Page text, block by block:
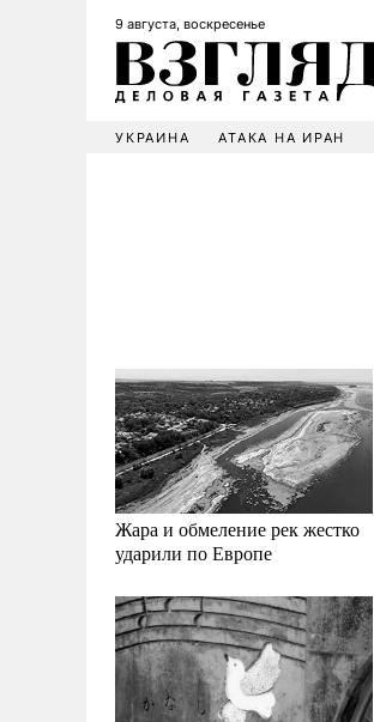
9 августа, воскресенье
УКРАИНА АТАКА НА ИРАН
Жара и обмеление рек жестко
ударили по Европе